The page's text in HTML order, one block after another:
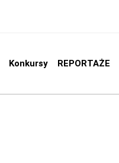
Konkursy REPORTAŻE